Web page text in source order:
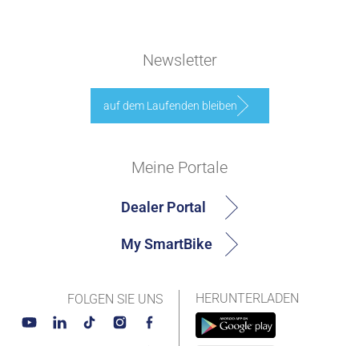
Newsletter
auf dem Laufenden bleiben
HERUNTERLADEN
Meine Portale
Dealer Portal
My SmartBike
FOLGEN SIE UNS